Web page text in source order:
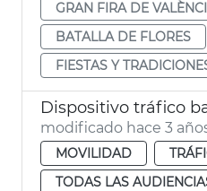
GRAN FIRA DE
BATALLA DE FLORES
FIESTAS Y
Dispositivo tráfico
modificado hace 3
MOVILIDAD
TODAS LAS